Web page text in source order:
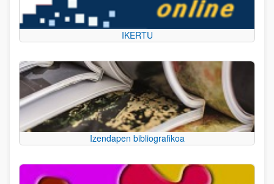
IKERTU
Izendapen bibliografikoa